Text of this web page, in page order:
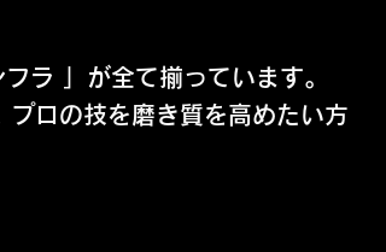
ラ 」が全て揃っています。
ロの技を磨き質を高めたい方